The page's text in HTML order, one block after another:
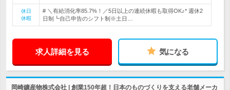
休日
休暇
# ＼有給消化率85.7%！／5日以上の連続休暇も取得OK♪* 週休2
日制┗自己申告のシフト制※土日…
求人詳細を見る 気になる
岡崎鑛産物株式会社 | 創業150年超！日本のものづくりを支える老舗メーカ